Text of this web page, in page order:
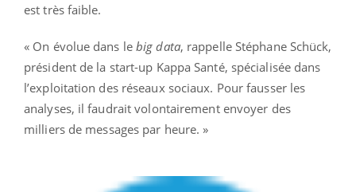
est très faible.
« On évolue dans le big data, rappelle Stéphane Schück,
président de la start-up Kappa Santé, spécialisée dans
l’exploitation des réseaux sociaux. Pour fausser les
analyses, il faudrait volontairement envoyer des
milliers de messages par heure. »